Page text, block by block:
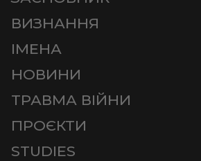
ВИЗНАННЯ
ІМЕНА
НОВИНИ
ТРАВМА ВІЙНИ
ПРОЄКТИ
STUDIES